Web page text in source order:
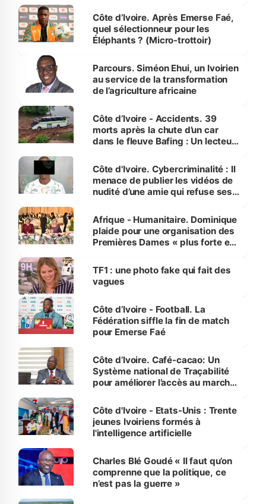
Côte d’Ivoire. Après Emerse Faé,
quel sélectionneur pour les
Éléphants ? (Micro-trottoir)
Parcours. Siméon Ehui, un Ivoirien
au service de la transformation
de l’agriculture africaine
Côte d’Ivoire - Accidents. 39
morts après la chute d’un car
dans le fleuve Bafing : Un lecteur
des Transports
Côte d'Ivoire. Cybercriminalité : Il
menace de publier les vidéos de
nudité d’une amie qui refuse ses
Afrique - Humanitaire. Dominique
plaide pour une organisation des
Premières Dames « plus forte et
sur la scène internationale »
TF1 : une photo fake qui fait des
vagues
Côte d’Ivoire - Football. La
Fédération siffle la fin de match
pour Emerse Faé
Côte d’Ivoire. Café-cacao: Un
Système national de Traçabilité
pour améliorer l’accès au marché
Côte d'Ivoire - Etats-Unis : Trente
jeunes Ivoiriens formés à
l'intelligence artificielle
Charles Blé Goudé « Il faut qu’on
comprenne que la politique, ce
n’est pas la guerre »